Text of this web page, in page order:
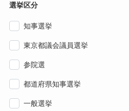
選挙区分
知事選挙
東京都議会議員選挙
参院選
都道府県知事選挙
一般選挙